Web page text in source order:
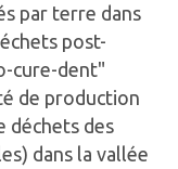
par terre dans
post-
cure-dent"
de production
déchets des
dans la vallée